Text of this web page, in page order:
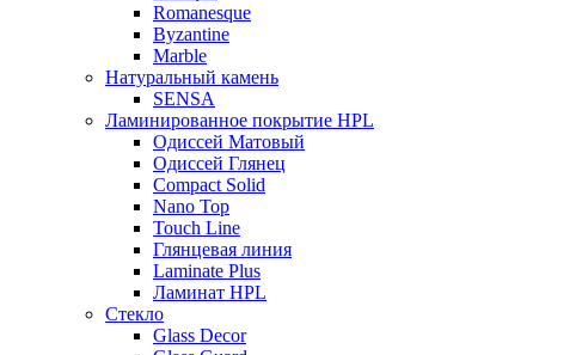
Romanesque
Byzantine
Marble
Натуральный камень
SENSA
Ламинированное покрытие HPL
Одиссей Матовый
Одиссей Глянец
Compact Solid
Nano Top
Touch Line
Глянцевая линия
Laminate Plus
Ламинат HPL
Стекло
Glass Decor